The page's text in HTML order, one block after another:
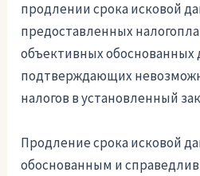
продлении срока исковой
предоставленных
объективных обоснованных
подтверждающих
налогов в установленный
Продление срока исковой
обоснованным и